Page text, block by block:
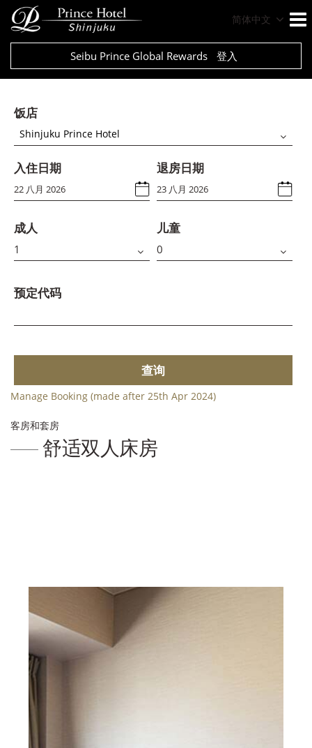
简体中文
Seibu Prince Global Rewards 登入
饭店
Shinjuku Prince Hotel
入住日期 退房日期
成人 儿童
预定代码
查询
Manage Booking (made after 25th Apr 2024)
客房和套房
舒适双人床房